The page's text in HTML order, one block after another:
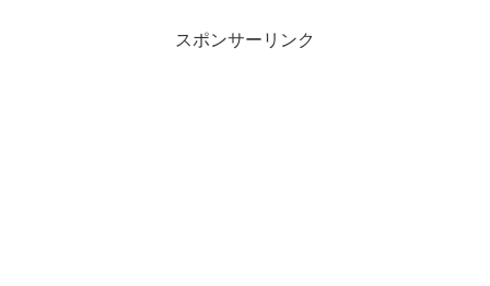
スポンサーリンク